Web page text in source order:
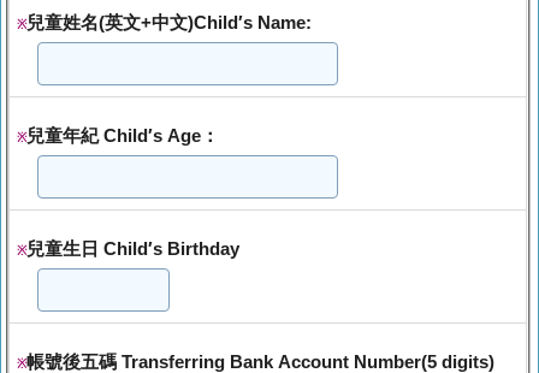
※兒童姓名(英文+中文)Child′s Name:
※兒童年紀 Child′s Age：
※兒童生日 Child′s Birthday
※ 帳號後五碼 Transferring Bank Account Number(5 digits)